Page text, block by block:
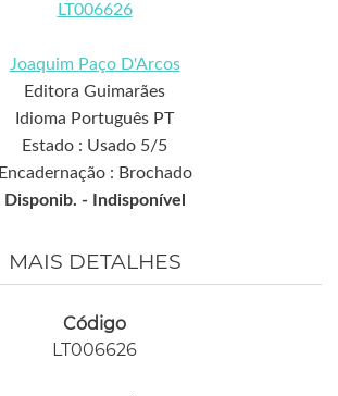
LT006626
Joaquim Paço D'Arcos
Editora Guimarães
Idioma Português PT
Estado : Usado 5/5
Encadernação : Brochado
Disponib. -
Indisponível
MAIS DETALHES
Código
LT006626